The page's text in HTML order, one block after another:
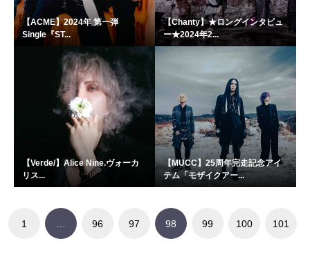
【ACME】2024年 第一弾
Single『ST...
【Chanty】★ロングインタビュ
ー★2024年2...
【Verde/】Alice Nine.ヴォーカ
リス...
【MUCC】25周年完走記念アイ
テム「モザイクアー...
1 96 97 98 99 100 101